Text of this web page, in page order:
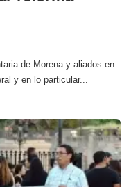
de Morena y aliados en
y en lo particular...